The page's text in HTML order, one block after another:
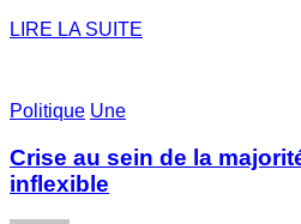
LIRE LA SUITE
Politique Une
Crise au sein de la
inflexible